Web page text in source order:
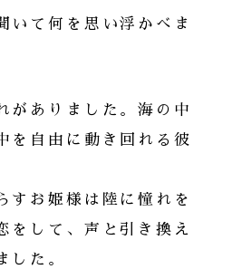
いて何を思い浮かべま
がありました。海の中
を自由に動き回れる彼
すお姫様は陸に憧れを
をして、声と引き換え
した。